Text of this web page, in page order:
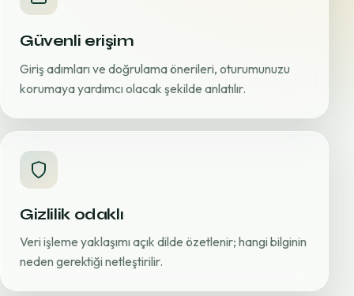
Güvenli erişim
Giriş adımları ve doğrulama önerileri, oturumunuzu
korumaya yardımcı olacak şekilde anlatılır.
Gizlilik odaklı
Veri işleme yaklaşımı açık dilde özetlenir; hangi bilginin
neden gerektiği netleştirilir.